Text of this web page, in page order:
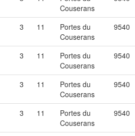
Couserans
3 11
Portes du
Couserans
9540
3 11
Portes du
Couserans
9540
3 11
Portes du
Couserans
9540
3 11
Portes du
Couserans
9540